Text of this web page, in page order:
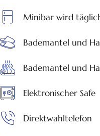
Minibar wird
Bademantel und
Bademantel und
Elektronischer Safe
Direktwahltelefon